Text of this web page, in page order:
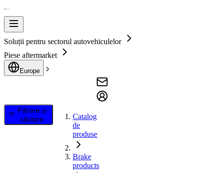
Soluții pentru sectorul autovehiculelor
Piese aftermarket
Europe
Filtrare și
căutare
Catalog
de
produse
Brake
products